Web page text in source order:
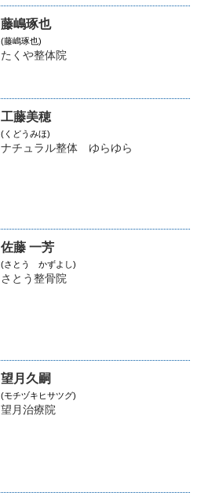
藤嶋琢也
(藤嶋琢也)
たくや整体院
工藤美穂
(くどうみほ)
ナチュラル整体 ゆらゆら
佐藤 一芳
(さとう かずよし)
さとう整骨院
望月久嗣
(モチヅキヒサツグ)
望月治療院